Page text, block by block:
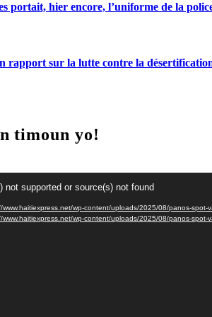
portait, hier encore, l’uniforme de la
rapport sur la lutte contre la
timoun yo!
not supported or source(s) not found
wp-content/uploads/2025/08/panos-spot-
wp-content/uploads/2025/08/panos-spot-